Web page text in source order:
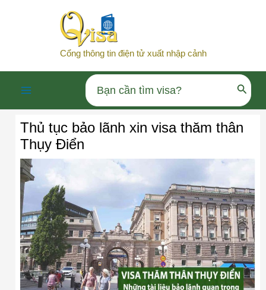
Cổng thông tin điện tử xuất nhập cảnh
Menu
Search
for:
Thủ tục bảo lãnh xin visa thăm thân
Thụy Điển